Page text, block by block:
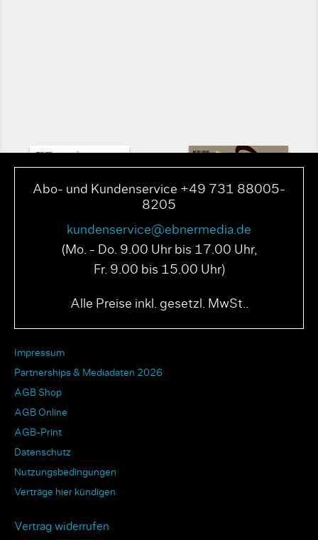
Abo- und Kundenservice +49 731 88005-
8205
kundenservice@ebnermedia.de
(Mo. - Do. 9.00 Uhr bis 17.00 Uhr,
Fr. 9.00 bis 15.00 Uhr)
Alle Preise inkl. gesetzl. MwSt..
Impressum
Partnerships & Mediadaten 2026
AGB Shop
AGB Online
AGB-Print
Datenschutz
Nutzungsbedingungen
Verträge hier kündigen
Vertrag widerrufen